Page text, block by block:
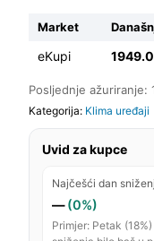
Market
eKupi
Posljednje ažuriranje:
Kategorija: Klima uređaji
Uvid za kupce
Najčešći dan
—(0%)
Primjer: Petak